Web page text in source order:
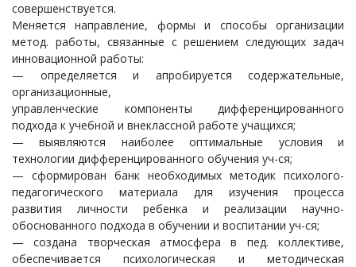
совершенствуется.
Меняется направление, формы и способы организации
метод. работы, связанные с решением следующих задач
инновационной работы:
— определяется и апробируется содержательные,
организационные,
управленческие компоненты дифференцированного
подхода к учебной и внеклассной работе учащихся;
— выявляются наиболее оптимальные условия и
технологии дифференцированного обучения уч-ся;
— сформирован банк необходимых методик психолого-
педагогического материала для изучения процесса
развития личности ребенка и реализации научно-
обоснованного подхода в обучении и воспитании уч-ся;
— создана творческая атмосфера в пед. коллективе,
обеспечивается психологическая и методическая